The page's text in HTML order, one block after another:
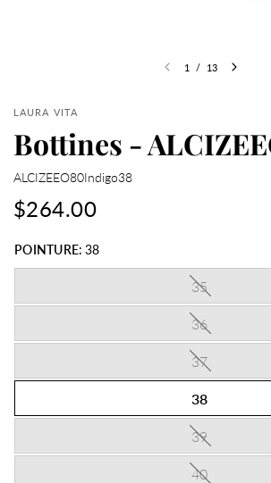
1 / 13
LAURA VITA
Bottines -
ALCIZEEO80Indigo38
$264.00
POINTURE: 38
35
36
37
38
39
40